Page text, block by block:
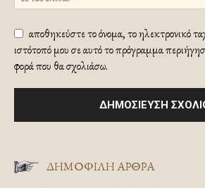
αποθηκεύστε το όνομα, το ηλεκτρονικό
ιστότοπό μου σε αυτό το πρόγραμμα
φορά που θα σχολιάσω.
ΔΗΜΟΦΙΛΗ ΑΡΘΡΑ